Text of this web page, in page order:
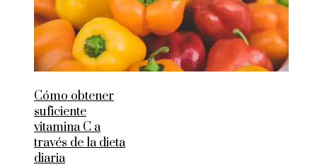
Cómo obtener
suficiente
vitamina C a
través de la dieta
diaria